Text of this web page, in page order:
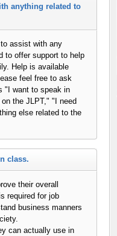
anything related to
assist with any
to offer support to help
Help is available
feel free to ask
"I want to speak in
the JLPT," "I need
else related to the
class.
their overall
required for job
business manners
can actually use in